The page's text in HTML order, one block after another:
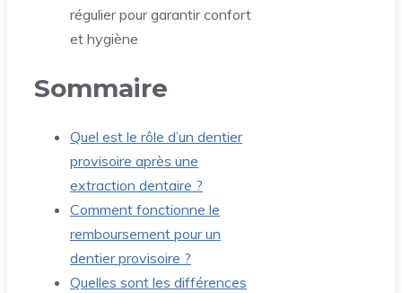
régulier pour garantir confort
et hygiène
Sommaire
Quel est le rôle d’un dentier
provisoire après une
extraction dentaire ?
Comment fonctionne le
remboursement pour un
dentier provisoire ?
Quelles sont les différences